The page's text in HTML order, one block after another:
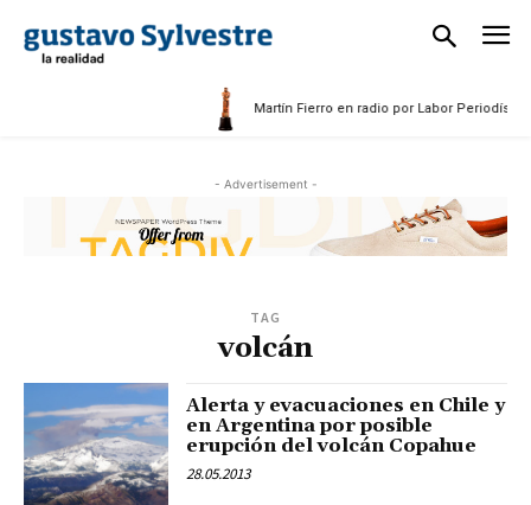
Martín Fierro en radio por Labor Periodística
- Advertisement -
TAG
volcán
Alerta y evacuaciones en Chile y
en Argentina por posible
erupción del volcán Copahue
28.05.2013